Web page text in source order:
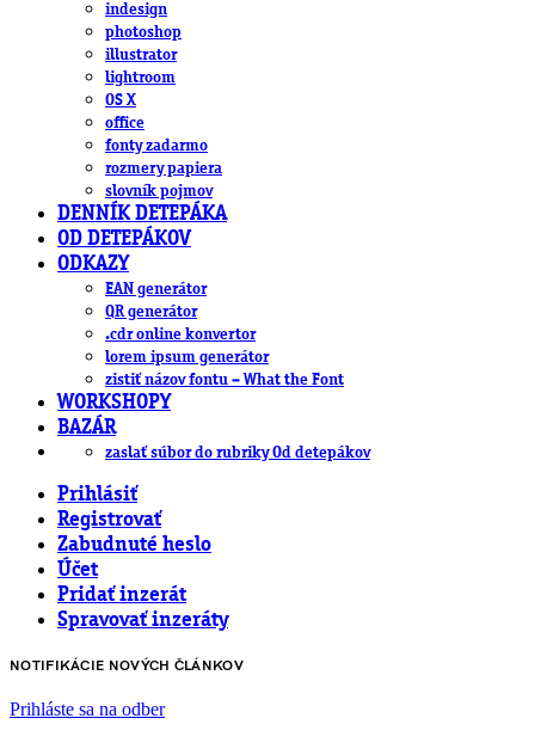
indesign
photoshop
illustrator
lightroom
OS X
office
fonty zadarmo
rozmery papiera
slovník pojmov
DENNÍK DETEPÁKA
OD DETEPÁKOV
ODKAZY
EAN generátor
QR generátor
.cdr online konvertor
lorem ipsum generátor
zistiť názov fontu – What the Font
WORKSHOPY
BAZÁR
zaslať súbor do rubriky Od detepákov
Prihlásiť
Registrovať
Zabudnuté heslo
Účet
Pridať inzerát
Spravovať inzeráty
NOTIFIKÁCIE NOVÝCH ČLÁNKOV
Prihláste sa na odber